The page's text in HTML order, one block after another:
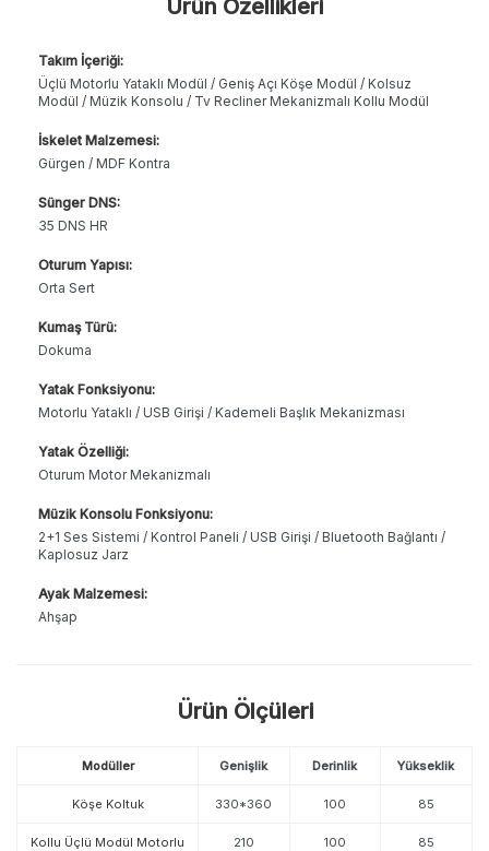
Ürün Özellikleri
Takım İçeriği:
Üçlü Motorlu Yataklı Modül / Geniş Açı Köşe Modül / Kolsuz
Modül / Müzik Konsolu / Tv Recliner Mekanizmalı Kollu Modül
İskelet Malzemesi:
Gürgen / MDF Kontra
Sünger DNS:
35 DNS HR
Oturum Yapısı:
Orta Sert
Kumaş Türü:
Dokuma
Yatak Fonksiyonu:
Motorlu Yataklı / USB Girişi / Kademeli Başlık Mekanizması
Yatak Özelliği:
Oturum Motor Mekanizmalı
Müzik Konsolu Fonksiyonu:
2+1 Ses Sistemi / Kontrol Paneli / USB Girişi / Bluetooth Bağlantı /
Kaplosuz Jarz
Ayak Malzemesi:
Ahşap
Ürün Ölçüleri
Modüller Genişlik Derinlik Yükseklik
Köşe Koltuk 330*360 100 85
Kollu Üçlü Modül Motorlu 210 100 85